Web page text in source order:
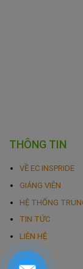
THÔNG TIN
VỀ EC INSPRIDE
GIẢNG VIÊN
HỆ THỐNG
TIN TỨC
LIÊN HỆ